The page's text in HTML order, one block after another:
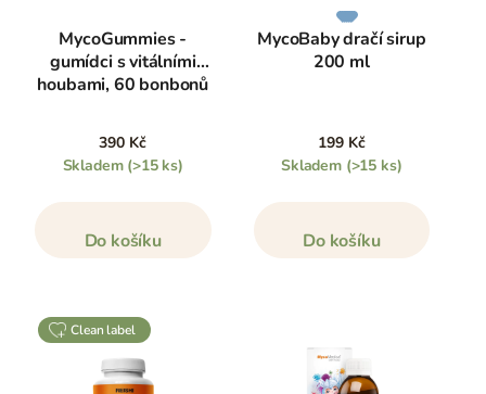
MycoGummies -
gumídci s vitálními
houbami, 60 bonbonů
390 Kč
Skladem (>15 ks)
Do košíku
MycoBaby dračí sirup
200 ml
199 Kč
Skladem (>15 ks)
Do košíku
clean label